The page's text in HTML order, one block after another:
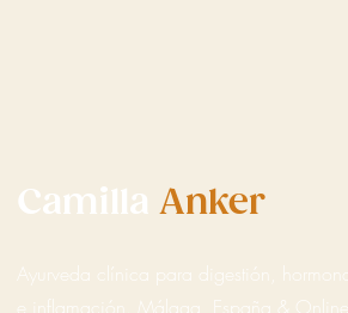
Camilla Anker
Ayurveda clínica para digestión, hormonas
e inflamación. Málaga, España & Online.